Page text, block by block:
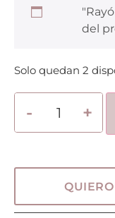
del
Solo quedan 2